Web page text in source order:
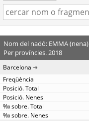
Nom del nadó: EMMA (nena)
Per províncies. 2018
Barcelona